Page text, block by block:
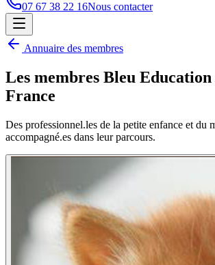
07 67 38 22 16Nous contacter
Annuaire des membres
Les membres Bleu Education
France
Des professionnel.les de la petite enfance et du
accompagné.es dans leur parcours.